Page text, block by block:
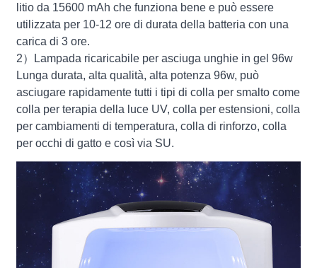
litio da 15600 mAh che funziona bene e può essere
utilizzata per 10-12 ore di durata della batteria con una
carica di 3 ore.
2）Lampada ricaricabile per asciuga unghie in gel 96w
Lunga durata, alta qualità, alta potenza 96w, può
asciugare rapidamente tutti i tipi di colla per smalto come
colla per terapia della luce UV, colla per estensioni, colla
per cambiamenti di temperatura, colla di rinforzo, colla
per occhi di gatto e così via SU.